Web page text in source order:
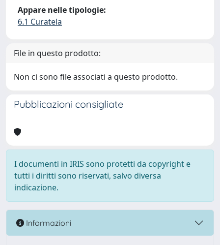
Appare nelle tipologie:
6.1 Curatela
File in questo prodotto:
Non ci sono file associati a questo prodotto.
Pubblicazioni consigliate
I documenti in IRIS sono protetti da copyright e
tutti i diritti sono riservati, salvo diversa
indicazione.
Informazioni